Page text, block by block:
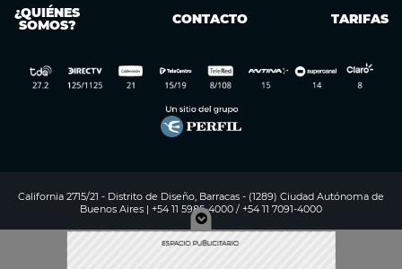
¿QUIÉNES
SOMOS? CONTACTO TARIFAS
California 2715/21 - Distrito de Diseño, Barracas - (1289) Ciudad Autónoma de
Buenos Aires | +54 11 5985-4000 / +54 11 7091-4000
Digitalproserver